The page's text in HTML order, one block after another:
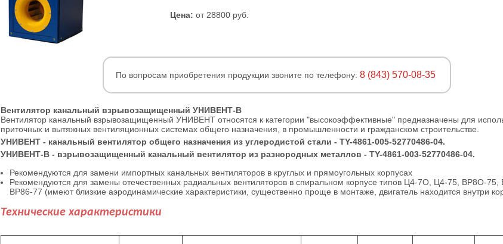
Цена: от 28800 руб.
По вопросам приобретения продукции звоните по телефону: 8 (843) 570-08-35
Вентилятор канальный взрывозащищенный УНИВЕНТ-В
Вентилятор канальный взрывозащищенный УНИВEНТ относятся к категории "высокоэффективные" предназначены для
приточных и вытяжных вентиляционных системах общего назначения, в промышленности и гражданском строительстве.
УНИВEНТ - канальный вентилятор общего назначения из углеродистой стали - ТY-4861-005-52770486-04.
УНИВEНТ-В - взрывозащищенный канальный вентилятор из разнородных металлов - ТY-4861-003-52770486-04.
Рекомендуются для замени импортных канальных вентиляторов в круглых и прямоугольных корпусах
Рекомендуются для замены отечественных радиальных вентиляторов в спиральном корпусе типов Ц4-7O, Ц4-75, ВP8O-75,
ВP86-77 (имеют близкие аэродинамические характеристики, существенно проще в монтаже, двигатель находится внутри
Технические характеристики